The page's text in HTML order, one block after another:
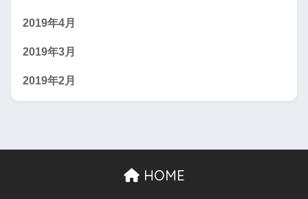
2019年4月
2019年3月
2019年2月
HOME